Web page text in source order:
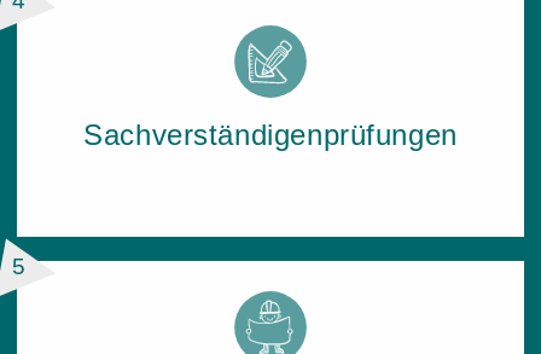
Sach­ver­stän­di­gen­prü­fun­gen
5